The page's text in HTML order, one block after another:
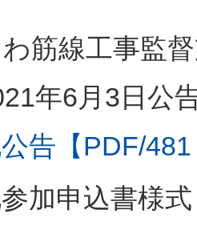
筋線工事監
年6月3日公
告【PDF/
加申込書様式